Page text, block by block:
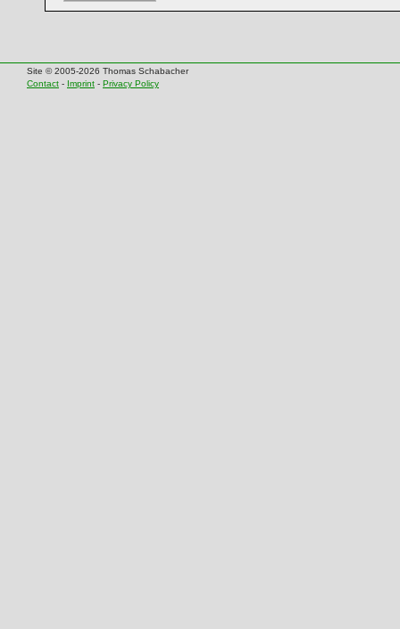
Site © 2005-2026 Thomas Schabacher
Contact - Imprint - Privacy Policy